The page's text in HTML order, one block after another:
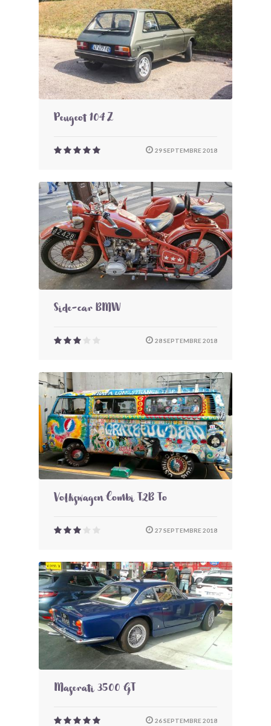
Peugeot 104 Z
29 SEPTEMBRE 2018
Side-car BMW
28 SEPTEMBRE 2018
Volkswagen Combi T2B To
27 SEPTEMBRE 2018
Maserati 3500 GT
26 SEPTEMBRE 2018